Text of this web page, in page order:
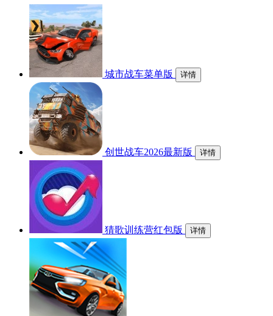
城市战车菜单版 详情
创世战车2026最新版 详情
猜歌训练营红包版 详情